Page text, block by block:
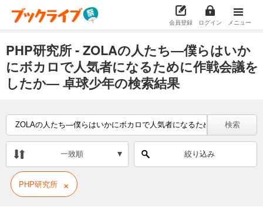
会員登録 ログイン メニュー
PHP研究所 - ZOLAの人たち―僕らはいか
にボカロで人気者になるために作戦会議を
したか― 卓球少年の検索結果
検索
一致順 絞り込み
PHP研究所 ×